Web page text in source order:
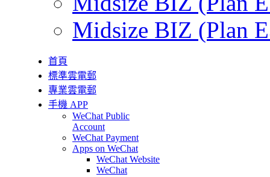
Midsize BIZ (Plan
首頁
標準雲電郵
專業雲電郵
手機 APP
WeChat Public
Account
WeChat Payment
Apps on WeChat
WeChat Website
WeChat